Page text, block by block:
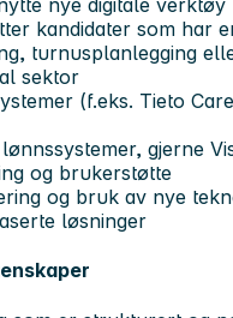
nye digitale verktøy
kandidater som har
turnusplanlegging
sektor
(f.eks. Tieto
gjerne
og brukerstøtte
og bruk av nye
løsninger